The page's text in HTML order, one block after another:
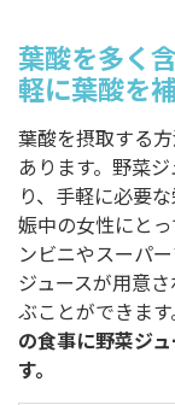
葉酸を多く
軽に葉酸を
葉酸を摂取する
あります。野菜
り、手軽に必要
娠中の女性にと
ンビニやスーパ
ジュースが用意
ぶことができます
の食事に野菜ジ
す。